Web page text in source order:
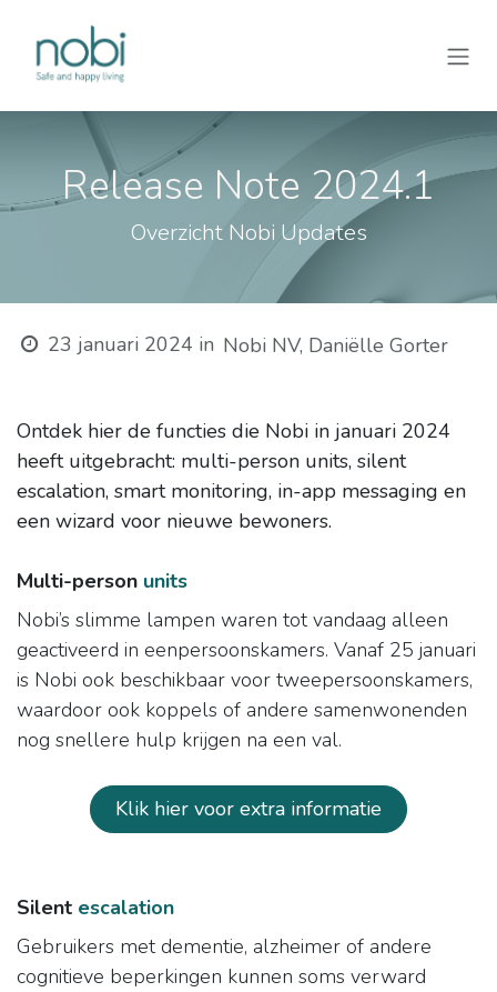
Release Note 2024.1
Overzicht Nobi Updates
23 januari 2024 in Nobi NV, Daniëlle Gorter
Ontdek hier de functies die Nobi in januari 2024
heeft uitgebracht: multi-person units, silent
escalation, smart monitoring, in-app messaging en
een wizard voor nieuwe bewoners.
Multi-person units
Nobi’s slimme lampen waren tot vandaag alleen
geactiveerd in eenpersoonskamers. Vanaf 25 januari
is Nobi ook beschikbaar voor tweepersoonskamers,
waardoor ook koppels of andere samenwonenden
nog snellere hulp krijgen na een val.
Klik hier voor extra informatie
Silent escalation
Gebruikers met dementie, alzheimer of andere
cognitieve beperkingen kunnen soms verward